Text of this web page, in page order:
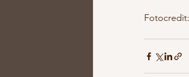
Fotocredit: